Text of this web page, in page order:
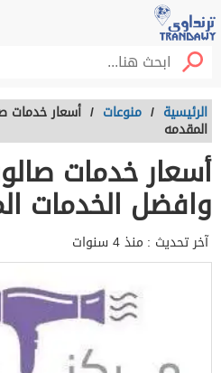
الرئيسية / منوعات / أسعار خدمات
المقدمه
أسعار خدمات
وافضل الخدمات
آخر تحديث : منذ 4 سنوات